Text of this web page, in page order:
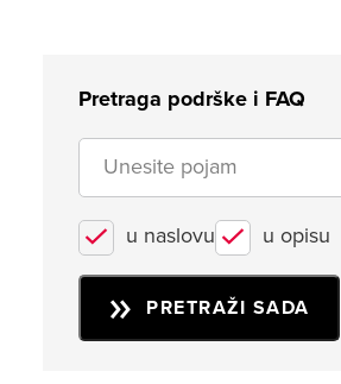
Pretraga podrške i FAQ
u naslovu u opisu
PRETRAŽI SADA